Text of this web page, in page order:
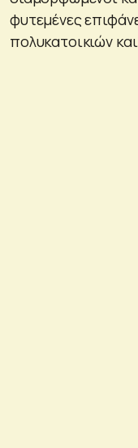
φυτεμένες
πολυκατοικιών